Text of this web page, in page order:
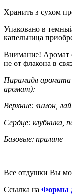
Хранить в сухом
Упаковано в
капельница
Внимание! Аромат
не от флакона в
Пирамида
аромат):
Верхние: лимон,
Сердце: клубника,
Базовые: пралине
Все отдушки Вы
Ссылка на Формы